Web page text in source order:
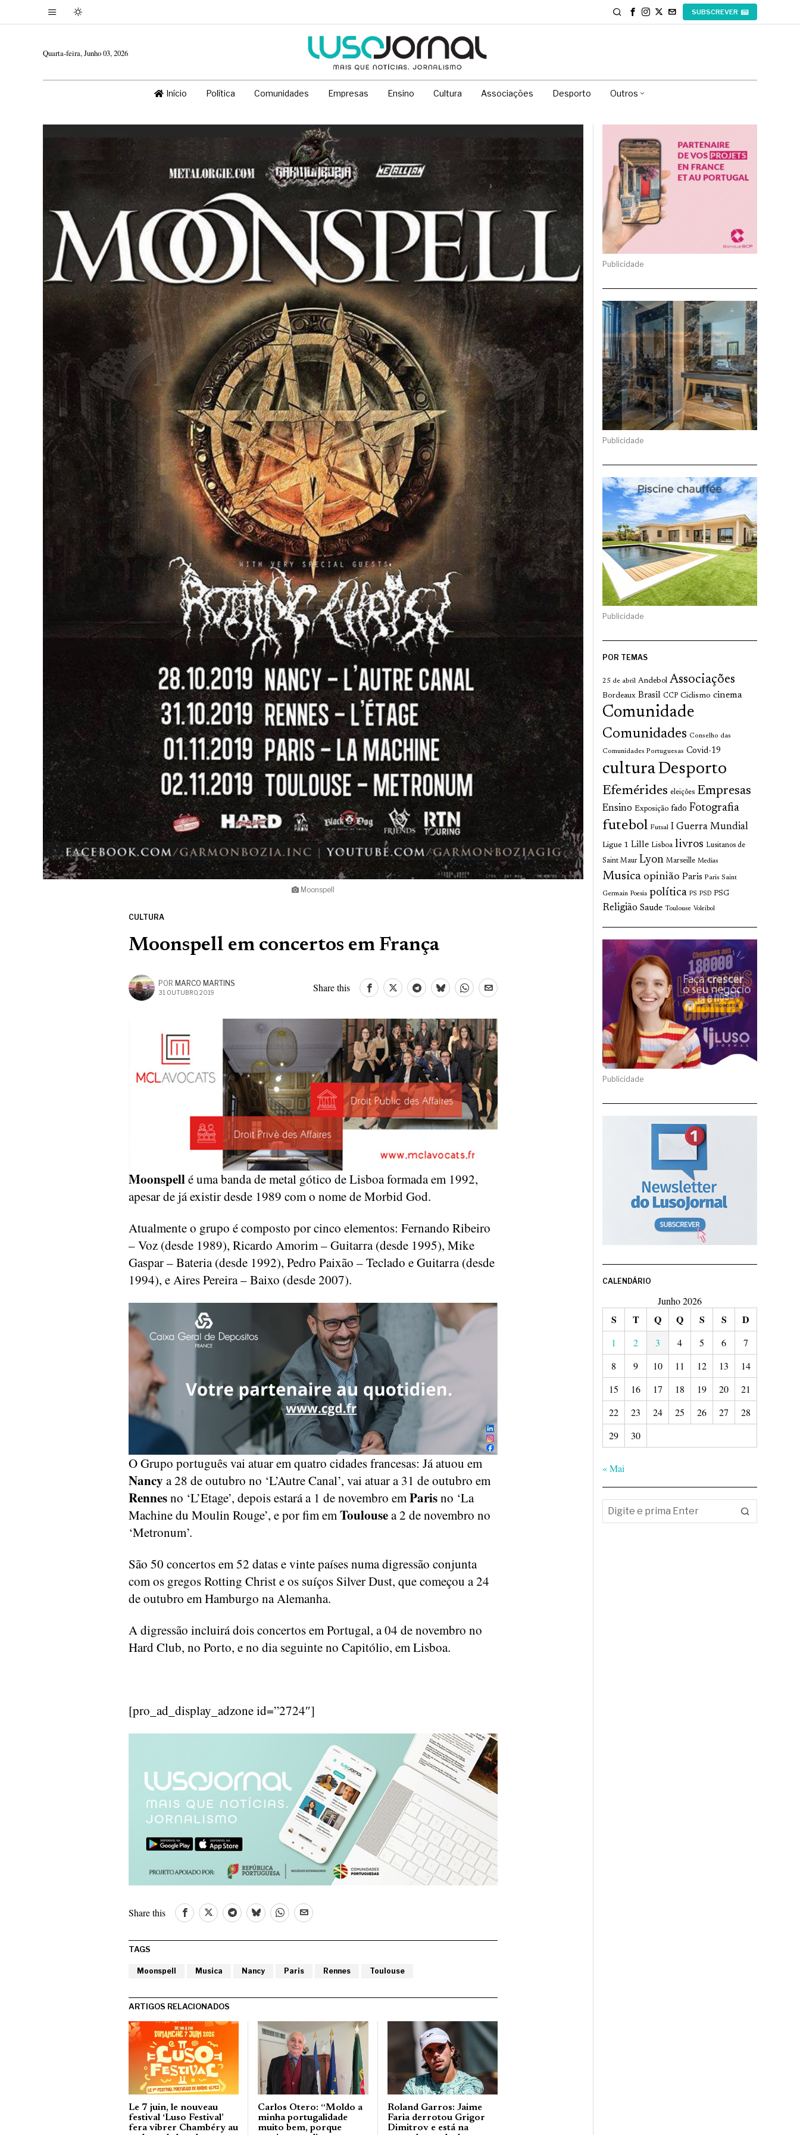
SUBSCREVER
Quarta-feira, Junho 03, 2026
Início Política Comunidades Empresas Ensino Cultura Associações Desporto Outros
Moonspell
CULTURA
Moonspell em concertos em França
POR MARCO MARTINS
31 OUTUBRO, 2019 Share this
Moonspellé uma banda de metal gótico de Lisboa formada em 1992,
apesar de já existir desde 1989 com o nome de Morbid God.
Atualmente o grupo é composto por cinco elementos: Fernando Ribeiro
– Voz (desde 1989), Ricardo Amorim – Guitarra (desde 1995), Mike
Gaspar – Bateria (desde 1992), Pedro Paixão – Teclado e Guitarra (desde
1994), e Aires Pereira – Baixo (desde 2007).
O Grupo português vai atuar em quatro cidades francesas: Já atuou em
Nancy a 28 de outubro no ‘L’Autre Canal’, vai atuar a 31 de outubro em
Rennesno ‘L’Etage’, depois estará a 1 de novembro emParisno ‘La
Machine du Moulin Rouge’, e por fim emToulousea 2 de novembro no
‘Metronum’.
São 50 concertos em 52 datas e vinte países numa digressão conjunta
com os gregos Rotting Christ e os suíços Silver Dust, que começou a 24
de outubro em Hamburgo na Alemanha.
A digressão incluirá dois concertos em Portugal, a 04 de novembro no
Hard Club, no Porto, e no dia seguinte no Capitólio, em Lisboa.
[pro_ad_display_adzone id=”2724″]
Share this
TAGS
Moonspell Musica Nancy Paris Rennes Toulouse
ARTIGOS RELACIONADOS
Le 7 juin, le nouveau
festival ‘Luso Festival’
fera vibrer Chambéry au
Carlos Otero: “Moldo a
minha portugalidade
muito bem, porque
Roland Garros: Jaime
Faria derrotou Grigor
Dimitrov e está na
Publicidade
Publicidade
Publicidade
POR TEMAS
25 de abril Andebol Associações
Bordeaux Brasil CCP Ciclismo cinema
Comunidade
Comunidades Conselho das
Comunidades Portuguesas Covid-19
culturaDesporto
Efemérides eleições Empresas
Ensino Exposição fado Fotografia
futebol Futsal I Guerra Mundial
Ligue 1 Lille Lisboa livros Lusitanos de
Saint Maur Lyon Marseille Medias
Musica opinião Paris Paris Saint
Germain Poesia política PS PSD PSG
Religião Saude Toulouse Voleibol
Publicidade
CALENDÁRIO
Junho 2026
S T Q Q S S D
1 2 3 4 5 6
7
8
9 10 11 12 13
14
15
16 17 18 19 20
21
22
23 24 25 26 27
28
29
30
« Mai